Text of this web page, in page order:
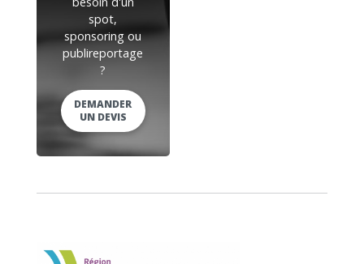
spot,
sponsoring ou
publireportage
?
DEMANDER
UN DEVIS